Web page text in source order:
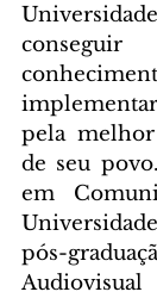
pela
de seu
em
pós-